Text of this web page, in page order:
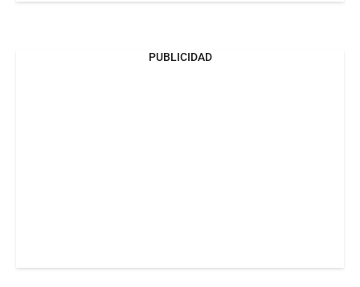
PUBLICIDAD